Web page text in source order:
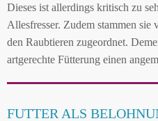
Dieses ist allerdings kritisch zu
Allesfresser. Zudem stammen
den Raubtieren zugeordnet.
artgerechte Fütterung einen
FUTTER ALS